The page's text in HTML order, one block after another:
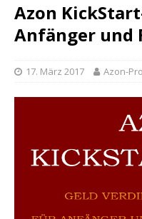
Azon
Anfänger und
17. März 2017 Azon-